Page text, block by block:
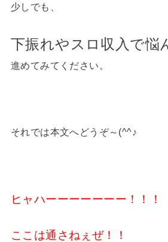
少しでも、
下振れやスロ収入で悩
進めてみてください。
それでは本文へどうぞ～(^^♪
ヒャハーーーーーーー！！！
ここは通さねぇぜ！！